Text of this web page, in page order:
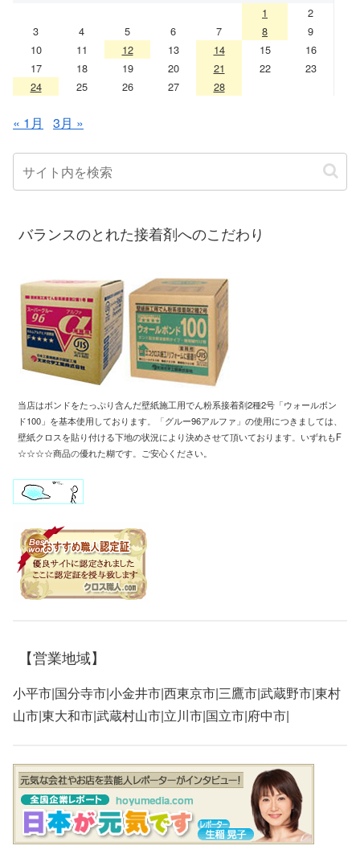
1
2
3
4 5 6 7 8
9
10
11 12 13 14 15
16
17
18 19 20 21 22
23
24
25 26 27 28
« 1月 3月 »
バランスのとれた接着剤へのこだわり
当店はボンドをたっぷり含んだ壁紙施工用でん粉系接着剤2種2号「ウォールボン
ド100」 を基本使用しております。「グルー96アルファ」の使用につきましては、
壁紙クロスを貼り付ける下地の状況により決めさせて頂いております。 いずれもF
☆☆☆☆商品の優れた糊です。 ご安心ください。
【営業地域】
小平市|国分寺市|小金井市|西東京市|三鷹市|武蔵野市|東村
山市|東大和市|武蔵村山市|立川市|国立市|府中市|